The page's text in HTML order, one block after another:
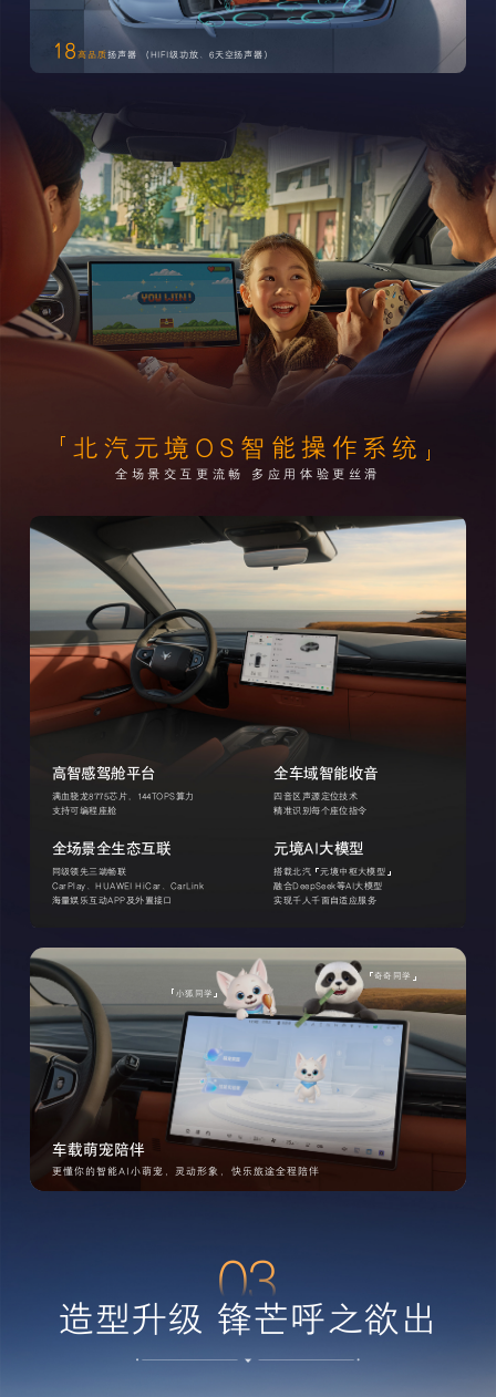
18高品质扬声器 （HIFI级功放、6天空扬声器）
北汽元境OS智能操作系统
全场景交互更流畅 多应用体验更丝滑
高智感驾舱平台
满血骁龙8775芯片，144TOPS算力
支持可编程座舱
全车域智能收音
四音区声源定位技术
精准识别每个座位指令
全场景全生态互联
同级领先三端畅联
CarPlay、HUAWEI HiCar、CarLink
海量娱乐互动APP及外置接口
元境AI大模型
搭载北汽
元境中枢大模型
融合DeepSeek等AI大模型
实现千人千面自适应服务
小狐同学
奇奇同学
车载萌宠陪伴
更懂你的智能AI小萌宠，灵动形象，快乐旅途全程陪伴
03
造型升级 锋芒呼之欲出